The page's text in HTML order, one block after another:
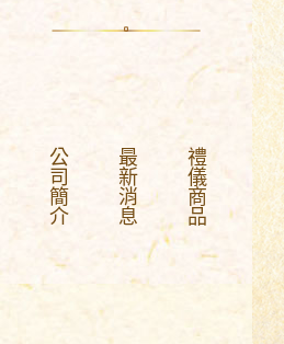
公司簡介 最新消息 禮儀商品